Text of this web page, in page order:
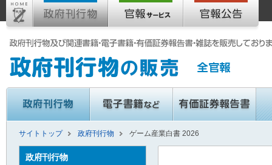
サイトトップ 政府刊行物 ゲーム産業白書 2026
政府刊行物